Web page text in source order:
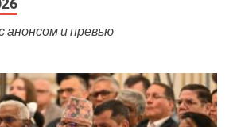
анонсом и превью